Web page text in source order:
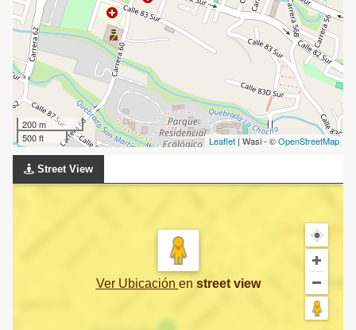
200 m
500 ft
Leaflet | Wasi - ©OpenStreetMap
Street View
Ver Ubicación en street view